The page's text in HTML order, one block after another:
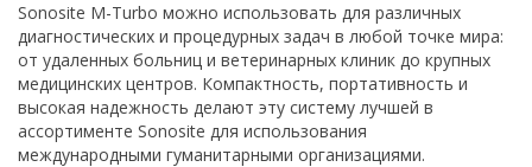
Sonosite M-Turbo можно использовать для различных
диагностических и процедурных задач в любой точке мира:
от удаленных больниц и ветеринарных клиник до крупных
медицинских центров. Компактность, портативность и
высокая надежность делают эту систему лучшей в
ассортименте Sonosite для использования
международными гуманитарными организациями.